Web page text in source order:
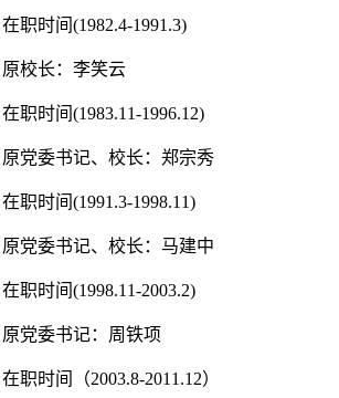
在职时间(1982.4-1991.3)
原校长：李笑云
在职时间(1983.11-1996.12)
原党委书记、校长：郑宗秀
在职时间(1991.3-1998.11)
原党委书记、校长：马建中
在职时间(1998.11-2003.2)
原党委书记：周铁项
在职时间（2003.8-2011.12）